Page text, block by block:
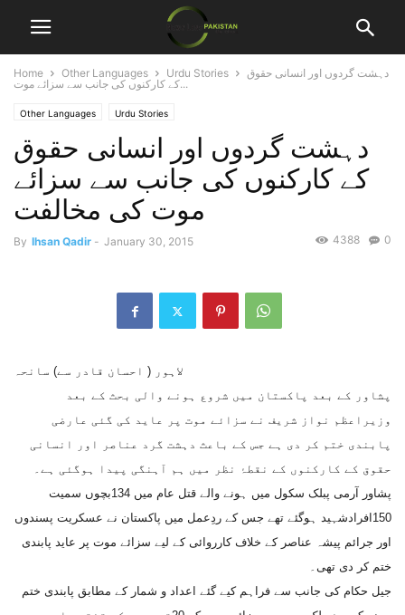
Home Other Languages Urdu Stories
دہشت گردوں اور انسانی حقوق
کے کارکنوں کی جانب سے سزائے موت...
Other Languages Urdu Stories
دہشت گردوں اور انسانی حقوق
کے کارکنوں کی جانب سے سزائے
موت کی مخالفت
By Ihsan Qadir - January 30, 2015 0
4388
لاہور ( احسان قادر سے) سانحہ
پشاور کے بعد پاکستان میں شروع ہونے والی بحث کے بعد
وزیراعظم نواز شریف نے سزائے موت پر عاید کی گئی عارضی
پابندی ختم کر دی ہے جس کے باعث دہشت گرد عناصر اور انسانی
حقوق کے کارکنوں کے نقطۂ نظر میں ہم آہنگی پیدا ہوگئی ہے۔
پشاور آرمی پبلک سکول میں ہونے والے قتل عام میں 134بچوں سمیت
150افرادشہید ہوگئے تھے جس کے ردِعمل میں پاکستان نے عسکریت پسندوں
اور جرائم پیشہ عناصر کے خلاف کارروائی کے لیے سزائے موت پر عاید پابندی
ختم کر دی تھی۔
جیل حکام کی جانب سے فراہم کیے گئے اعداد و شمار کے مطابق پابندی ختم